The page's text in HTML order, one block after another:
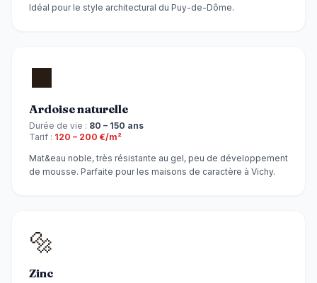
Idéal pour le style architectural du Puy-de-Dôme.
⬛
Ardoise naturelle
Durée de vie : 80 – 150 ans
Tarif : 120 – 200 €/m²
Mat&eau noble, très résistante au gel, peu de développement
de mousse. Parfaite pour les maisons de caractère à Vichy.
🔩
Zinc